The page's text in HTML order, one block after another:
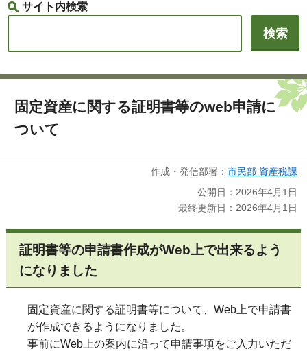
サイト内検索
固定資産に関する証明書等のweb申請に
ついて
作成・発信部署： 市民部 資産税課
公開日：2026年4月1日
最終更新日：2026年4月1日
証明書等の申請書作成がWeb上で出来るよう
になりました
固定資産に関する証明書等について、Web上で申請書
が作成できるようになりました。
事前にWeb上の案内に沿って申請事項をご入力いただ